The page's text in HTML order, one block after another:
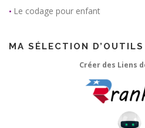
• Le codage pour enfant
MA SÉLECTION D’OUTILS
Créer des Liens